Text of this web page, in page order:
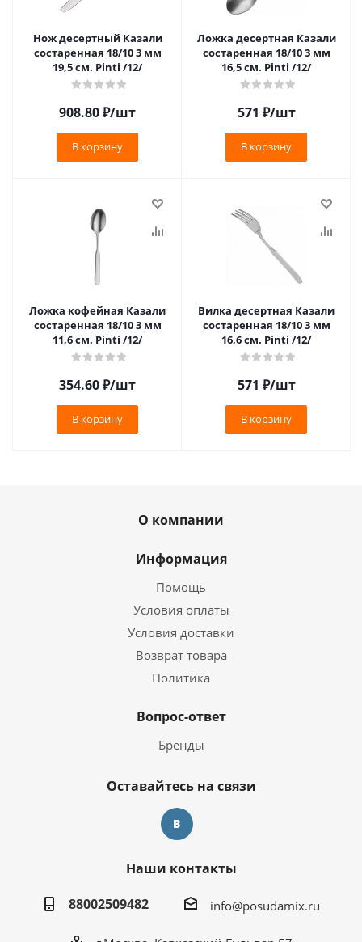
Нож десертный Казали
состаренная 18/10 3 мм
19,5 см. Pinti /12/
908.80₽/шт
В корзину
Ложка десертная Казали
состаренная 18/10 3 мм
16,5 см. Pinti /12/
571 ₽/шт
В корзину
Ложка кофейная Казали
состаренная 18/10 3 мм
11,6 см. Pinti /12/
354.60₽/шт
В корзину
Вилка десертная Казали
состаренная 18/10 3 мм
16,6 см. Pinti /12/
571 ₽/шт
В корзину
О компании
Информация
Помощь
Условия оплаты
Условия доставки
Возврат товара
Политика
Вопрос-ответ
Бренды
Оставайтесь на связи
Наши контакты
88002509482
info@posudamix.ru